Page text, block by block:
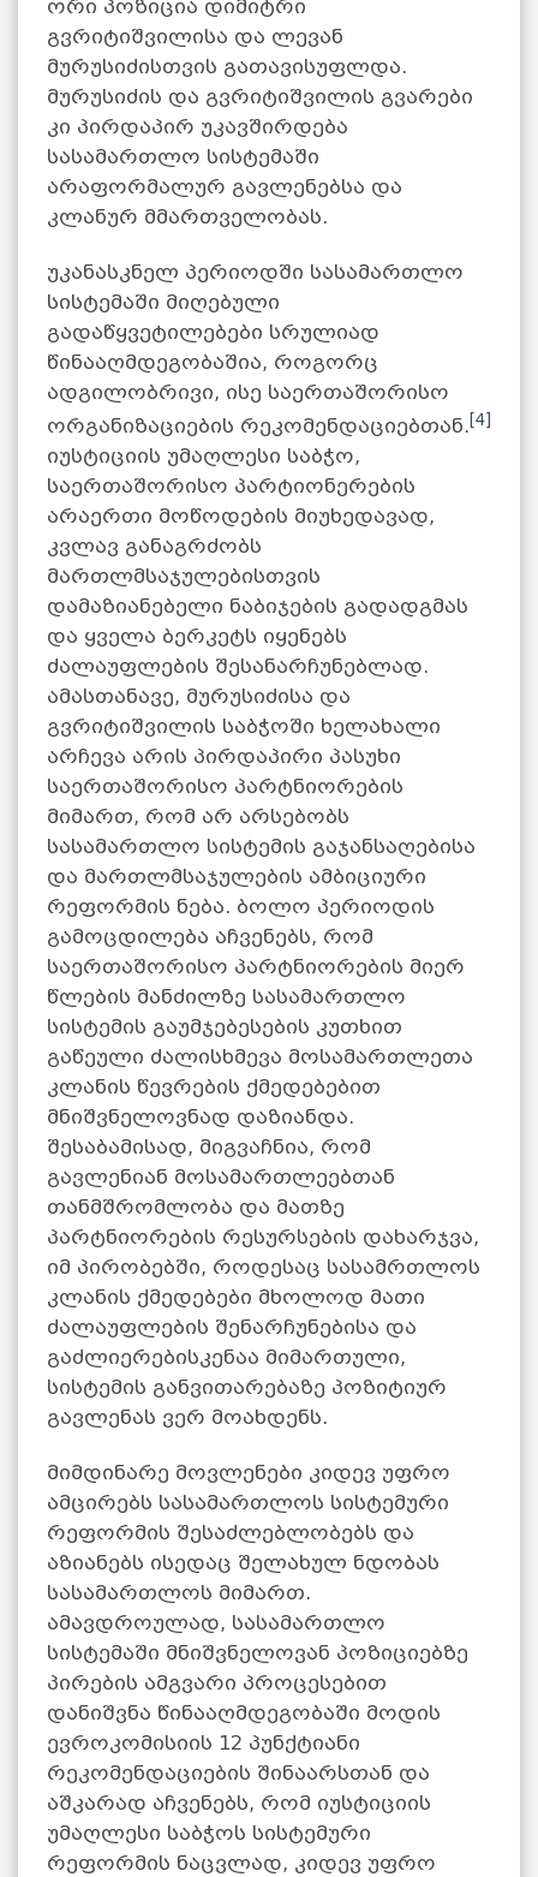
ორი პოზიცია დიმიტრი
გვრიტიშვილისა და ლევან
მურუსიძისთვის გათავისუფლდა.
მურუსიძის და გვრიტიშვილის გვარები
კი პირდაპირ უკავშირდება
სასამართლო სისტემაში
არაფორმალურ გავლენებსა და
კლანურ მმართველობას.
უკანასკნელ პერიოდში სასამართლო
სისტემაში მიღებული
გადაწყვეტილებები სრულიად
წინააღმდეგობაშია, როგორც
ადგილობრივი, ისე საერთაშორისო
ორგანიზაციების რეკომენდაციებთან. [4]
იუსტიციის უმაღლესი საბჭო,
საერთაშორისო პარტიონერების
არაერთი მოწოდების მიუხედავად,
კვლავ განაგრძობს
მართლმსაჯულებისთვის
დამაზიანებელი ნაბიჯების გადადგმას
და ყველა ბერკეტს იყენებს
ძალაუფლების შესანარჩუნებლად.
ამასთანავე, მურუსიძისა და
გვრიტიშვილის საბჭოში ხელახალი
არჩევა არის პირდაპირი პასუხი
საერთაშორისო პარტნიორების
მიმართ, რომ არ არსებობს
სასამართლო სისტემის გაჯანსაღებისა
და მართლმსაჯულების ამბიციური
რეფორმის ნება. ბოლო პერიოდის
გამოცდილება აჩვენებს, რომ
საერთაშორისო პარტნიორების მიერ
წლების მანძილზე სასამართლო
სისტემის გაუმჯებესების კუთხით
გაწეული ძალისხმევა მოსამართლეთა
კლანის წევრების ქმედებებით
მნიშვნელოვნად დაზიანდა.
შესაბამისად, მიგვაჩნია, რომ
გავლენიან მოსამართლეებთან
თანმშრომლობა და მათზე
პარტნიორების რესურსების დახარჯვა,
იმ პირობებში, როდესაც სასამრთლოს
კლანის ქმედებები მხოლოდ მათი
ძალაუფლების შენარჩუნებისა და
გაძლიერებისკენაა მიმართული,
სისტემის განვითარებაზე პოზიტიურ
გავლენას ვერ მოახდენს.
მიმდინარე მოვლენები კიდევ უფრო
ამცირებს სასამართლოს სისტემური
რეფორმის შესაძლებლობებს და
აზიანებს ისედაც შელახულ ნდობას
სასამართლოს მიმართ.
ამავდროულად, სასამართლო
სისტემაში მნიშვნელოვან პოზიციებზე
პირების ამგვარი პროცესებით
დანიშვნა წინააღმდეგობაში მოდის
ევროკომისიის 12 პუნქტიანი
რეკომენდაციების შინაარსთან და
აშკარად აჩვენებს, რომ იუსტიციის
უმაღლესი საბჭოს სისტემური
რეფორმის ნაცვლად, კიდევ უფრო